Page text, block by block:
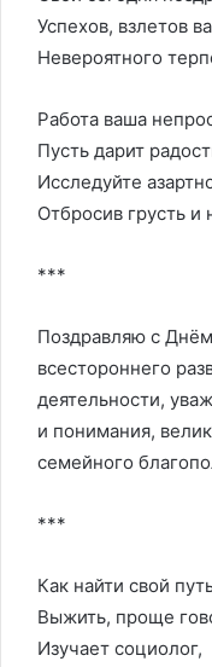
Успехов, взлетов
Невероятного
Работа ваша
Пусть дарит
Исследуйте
Отбросив грусть и
***
Поздравляю с
всестороннего
деятельности,
и понимания,
семейного
***
Как найти свой
Выжить, проще
Изучает социолог,